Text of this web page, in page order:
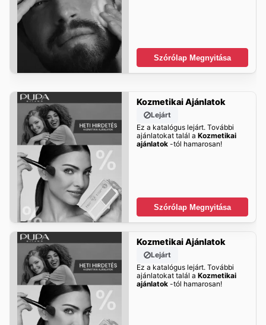
Szórólap Megnyitása
Kozmetikai Ajánlatok
Lejárt
Ez a katalógus lejárt. További
ajánlatokat talál a Kozmetikai
ajánlatok-tól hamarosan!
Szórólap Megnyitása
Kozmetikai Ajánlatok
Lejárt
Ez a katalógus lejárt. További
ajánlatokat talál a Kozmetikai
ajánlatok-tól hamarosan!